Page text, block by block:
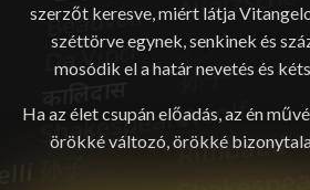
szerzőt keresve, miért látja
széttörve egynek, senkinek és
mosódik el a határ nevetés és
Ha az élet csupán előadás, az én
örökké változó, örökké